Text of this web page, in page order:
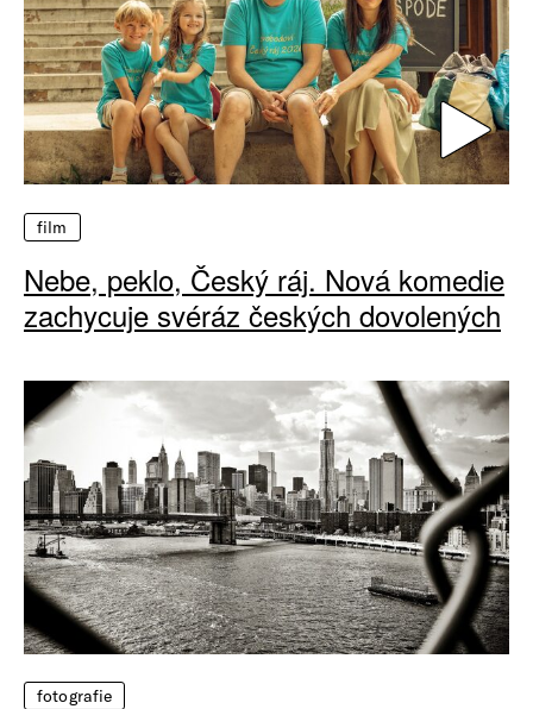
film
Nebe, peklo, Český ráj. Nová komedie
zachycuje svéráz českých dovolených
fotografie